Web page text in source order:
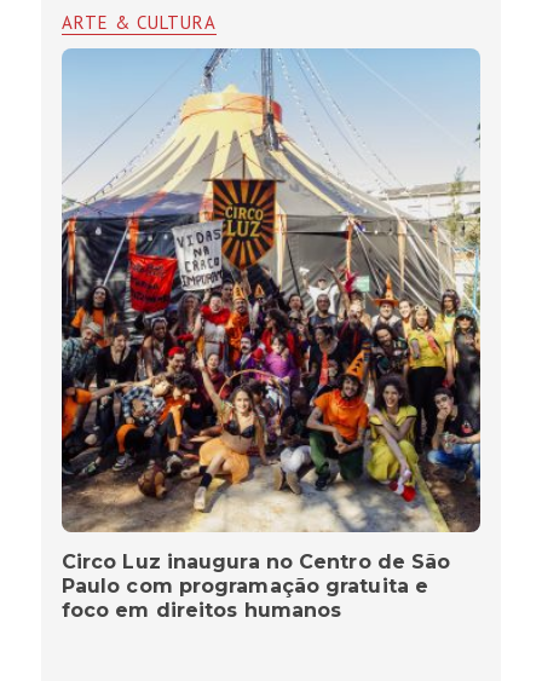
ARTE & CULTURA
Circo Luz inaugura no Centro de São
Paulo com programação gratuita e
foco em direitos humanos